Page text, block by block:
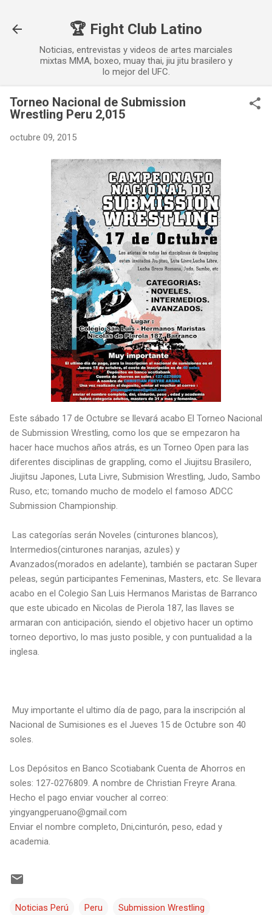
🏆 Fight Club Latino
Noticias, entrevistas y videos de artes marciales
mixtas MMA, boxeo, muay thai, jiu jitu brasilero y
lo mejor del UFC.
Torneo Nacional de Submission
Wrestling Peru 2,015
octubre 09, 2015
Este sábado 17 de Octubre se llevará acabo El Torneo Nacional
de Submission Wrestling, como los que se empezaron ha
hacer hace muchos años atrás, es un Torneo Open para las
diferentes disciplinas de grappling, como el Jiujitsu Brasilero,
Jiujitsu Japones, Luta Livre, Submision Wrestling, Judo, Sambo
Ruso, etc; tomando mucho de modelo el famoso ADCC
Submission Championship.
Las categorías serán Noveles (cinturones blancos),
Intermedios(cinturones naranjas, azules) y
Avanzados(morados en adelante), también se pactaran Super
peleas, según participantes Femeninas, Masters, etc. Se llevara
acabo en el Colegio San Luis Hermanos Maristas de Barranco
que este ubicado en Nicolas de Pierola 187, las llaves se
armaran con anticipación, siendo el objetivo hacer un optimo
torneo deportivo, lo mas justo posible, y con puntualidad a la
inglesa.
Muy importante el ultimo día de pago, para la inscripción al
Nacional de Sumisiones es el Jueves 15 de Octubre son 40
soles.
Los Depósitos en Banco Scotiabank Cuenta de Ahorros en
soles: 127-0276809. A nombre de Christian Freyre Arana.
Hecho el pago enviar voucher al correo:
yingyangperuano@gmail.com
Enviar el nombre completo, Dni,cinturón, peso, edad y
academia.
Noticias Perú Peru Submission Wrestling